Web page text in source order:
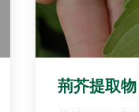
荊芥提取物